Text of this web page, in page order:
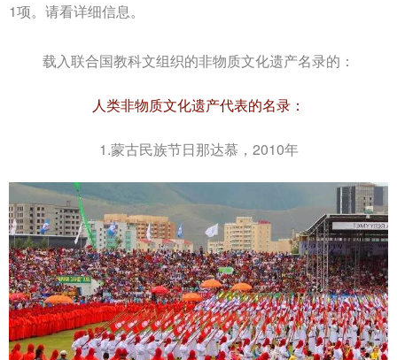
1项。请看详细信息。
载入联合国教科文组织的非物质文化遗产名录的：
人类非物质文化遗产代表的名录：
1.蒙古民族节日那达慕，2010年